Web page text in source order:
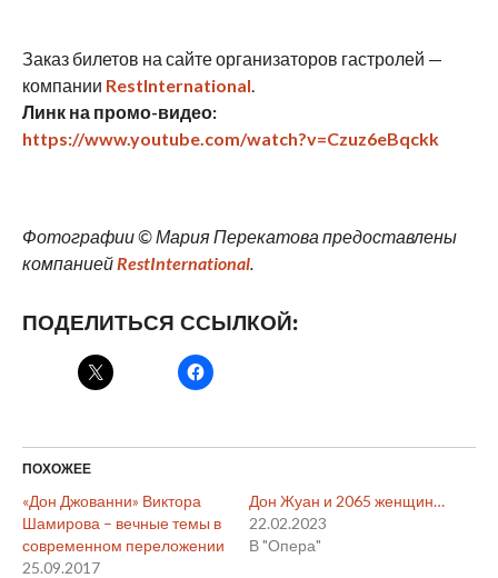
Заказ билетов на сайте организаторов гастролей —
компании RestInternational
Линк на промо-видео:
https://www.youtube.com/watch?v=Czuz6eBqckk
Фотографии © Мария Перекатова предоставлены
компанией RestInternational.
ПОДЕЛИТЬСЯ ССЫЛКОЙ:
ПОХОЖЕЕ
«Дон Джованни» Виктора
Шамирова – вечные темы в
современном переложении
25.09.2017
Дон Жуан и 2065 женщин…
22.02.2023
В "Опера"